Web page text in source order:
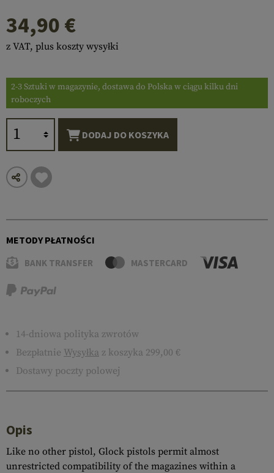
34,90 €
z VAT, plus koszty wysyłki
2-3 Sztuki w magazynie, dostawa do Polska w ciągu kilku dni
roboczych
DODAJ DO KOSZYKA
METODY PŁATNOŚCI
BANK TRANSFER MASTERCARD
14-dniowa polityka zwrotów
Bezpłatnie Wysyłka z koszyka 299,00 €
Dostawy poczty polowej
Opis
Like no other pistol, Glock pistols permit almost
unrestricted compatibility of the magazines within a